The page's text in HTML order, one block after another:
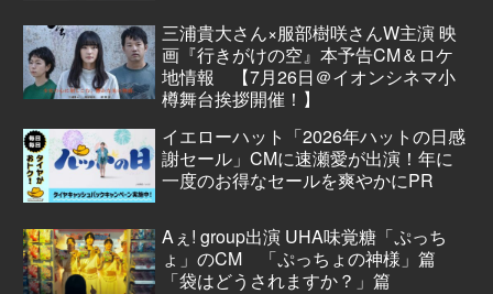
三浦貴大さん×服部樹咲さんW主演 映
画『行きがけの空』本予告CM＆ロケ
地情報 【7月26日＠イオンシネマ小
樽舞台挨拶開催！】
イエローハット「2026年ハットの日感
謝セール」CMに速瀬愛が出演！年に
一度のお得なセールを爽やかにPR
Aぇ! group出演 UHA味覚糖「ぷっち
ょ」のCM 「ぷっちょの神様」篇
「袋はどうされますか？」篇